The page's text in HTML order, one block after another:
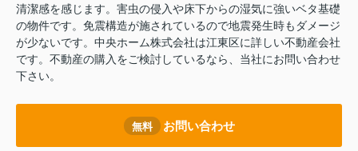
清潔感を感じます。害虫の侵入や床下からの湿気に強いベタ基礎
の物件です。免震構造が施されているので地震発生時もダメージ
が少ないです。中央ホーム株式会社は江東区に詳しい不動産会社
です。不動産の購入をご検討しているなら、当社にお問い合わせ
下さい。
無料 お問い合わせ